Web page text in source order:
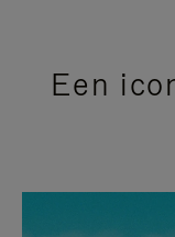
Een